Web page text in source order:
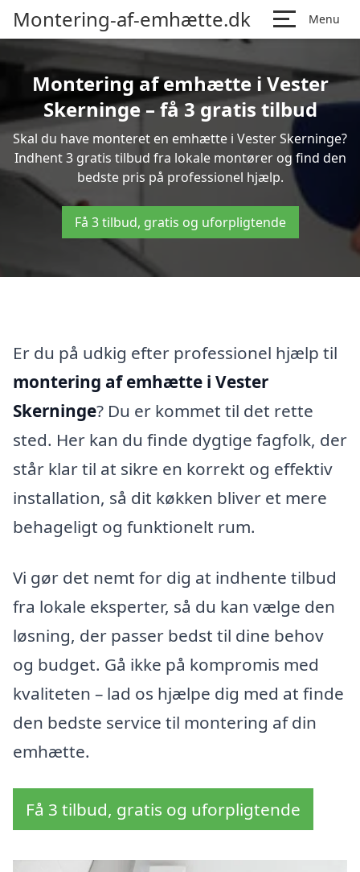
Montering-af-emhætte.dk Menu
Montering af emhætte i Vester
Skerninge – få 3 gratis tilbud
Skal du have monteret en emhætte i Vester Skerninge?
Indhent 3 gratis tilbud fra lokale montører og find den
bedste pris på professionel hjælp.
Få 3 tilbud, gratis og uforpligtende
Er du på udkig efter professionel hjælp til
montering af emhætte i Vester
Skerninge? Du er kommet til det rette
sted. Her kan du finde dygtige fagfolk, der
står klar til at sikre en korrekt og effektiv
installation, så dit køkken bliver et mere
behageligt og funktionelt rum.
Vi gør det nemt for dig at indhente tilbud
fra lokale eksperter, så du kan vælge den
løsning, der passer bedst til dine behov
og budget. Gå ikke på kompromis med
kvaliteten – lad os hjælpe dig med at finde
den bedste service til montering af din
emhætte.
Få 3 tilbud, gratis og uforpligtende